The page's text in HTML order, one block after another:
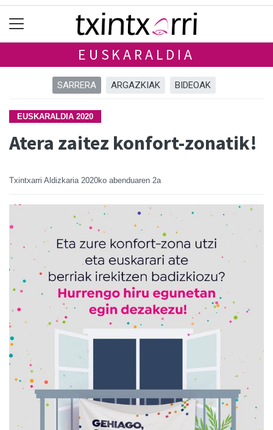
EUSKARALDIA
SARRERA ARGAZKIAK BIDEOAK
EUSKARALDIA 2020
Atera zaitez konfort-zonatik!
Txintxarri Aldizkaria 2020ko abenduaren 2a